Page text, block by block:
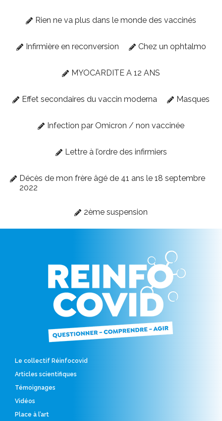
Rien ne va plus dans le monde des vaccinés
Infirmière en reconversion Chez un ophtalmo
MYOCARDITE A 12 ANS
Effet secondaires du vaccin moderna Masques
Infection par Omicron / non vaccinée
Lettre à l’ordre des infirmiers
Décès de mon frère âgé de 41 ans le 18 septembre
2022
2ème suspension
Le collectif Réinfocovid
Articles scientifiques
Témoignages
Vidéos
Place à l’art